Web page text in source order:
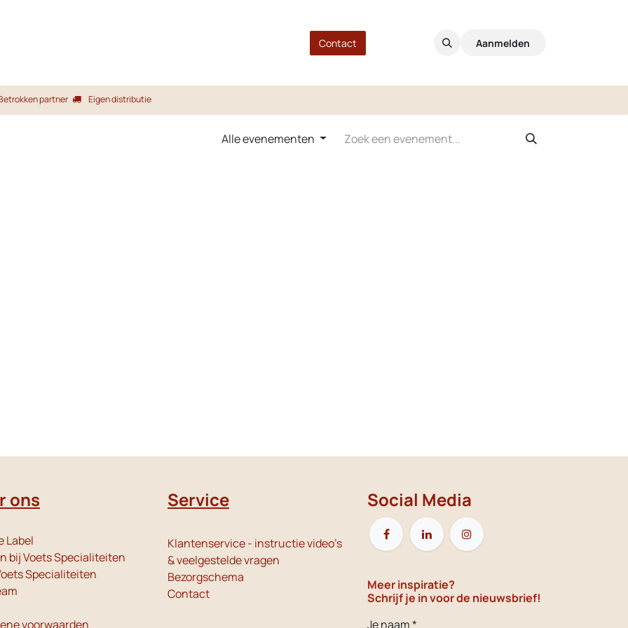
Contact Aanmelden
partner Eigen distributie
Alle evenementen
ons
Label
bij Voets Specialiteiten
Specialiteiten
voorwaarden
Service
Klantenservice - instructie video's
& veelgestelde vragen
Bezorgschema
Contact
Social Media
Meer inspiratie?
Schrijf je in voor de nieuwsbrief!
Je naam *